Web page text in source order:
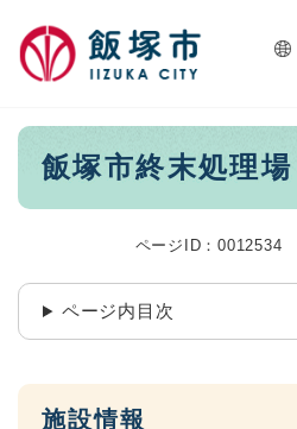
本
飯塚市終末処理場
ページID：0012534
ページ内目次
施設情報